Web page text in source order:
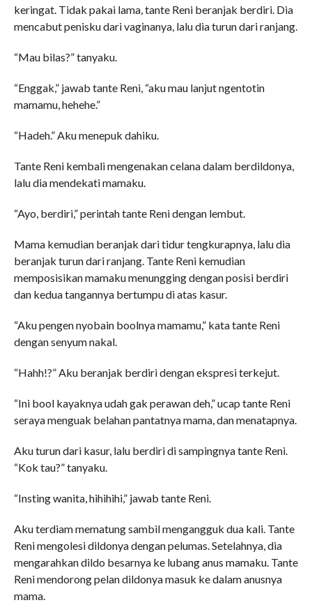
keringat. Tidak pakai lama, tante Reni beranjak berdiri. Dia
mencabut penisku dari vaginanya, lalu dia turun dari ranjang.
“Mau bilas?” tanyaku.
“Enggak,” jawab tante Reni, “aku mau lanjut ngentotin
mamamu, hehehe.”
“Hadeh.” Aku menepuk dahiku.
Tante Reni kembali mengenakan celana dalam berdildonya,
lalu dia mendekati mamaku.
“Ayo, berdiri,” perintah tante Reni dengan lembut.
Mama kemudian beranjak dari tidur tengkurapnya, lalu dia
beranjak turun dari ranjang. Tante Reni kemudian
memposisikan mamaku menungging dengan posisi berdiri
dan kedua tangannya bertumpu di atas kasur.
“Aku pengen nyobain boolnya mamamu,” kata tante Reni
dengan senyum nakal.
“Hahh!?” Aku beranjak berdiri dengan ekspresi terkejut.
“Ini bool kayaknya udah gak perawan deh,” ucap tante Reni
seraya menguak belahan pantatnya mama, dan menatapnya.
Aku turun dari kasur, lalu berdiri di sampingnya tante Reni.
“Kok tau?” tanyaku.
“Insting wanita, hihihihi,” jawab tante Reni.
Aku terdiam mematung sambil mengangguk dua kali. Tante
Reni mengolesi dildonya dengan pelumas. Setelahnya, dia
mengarahkan dildo besarnya ke lubang anus mamaku. Tante
Reni mendorong pelan dildonya masuk ke dalam anusnya
mama.